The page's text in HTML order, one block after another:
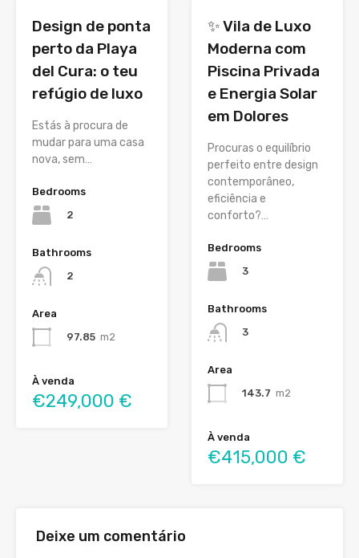
Design de ponta
perto da Playa
del Cura: o teu
refúgio de luxo
Estás à procura de
mudar para uma casa
nova, sem…
Bedrooms
2
Bathrooms
2
Area
97.85 m2
À venda
€249,000 €
✨ Vila de Luxo
Moderna com
Piscina Privada
e Energia Solar
em Dolores
Procuras o equilíbrio
perfeito entre design
contemporâneo,
eficiência e
conforto?…
Bedrooms
3
Bathrooms
3
Area
143.7 m2
À venda
€415,000 €
Deixe um comentário